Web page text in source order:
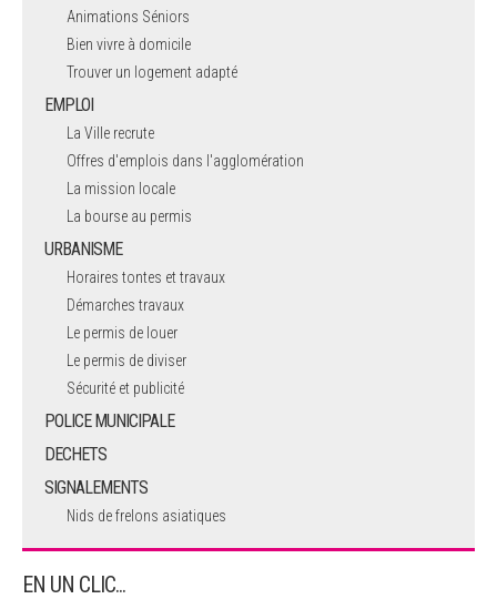
Animations Séniors
Bien vivre à domicile
Trouver un logement adapté
EMPLOI
La Ville recrute
Offres d'emplois dans l'agglomération
La mission locale
La bourse au permis
URBANISME
Horaires tontes et travaux
Démarches travaux
Le permis de louer
Le permis de diviser
Sécurité et publicité
POLICE MUNICIPALE
DECHETS
SIGNALEMENTS
Nids de frelons asiatiques
EN UN CLIC...